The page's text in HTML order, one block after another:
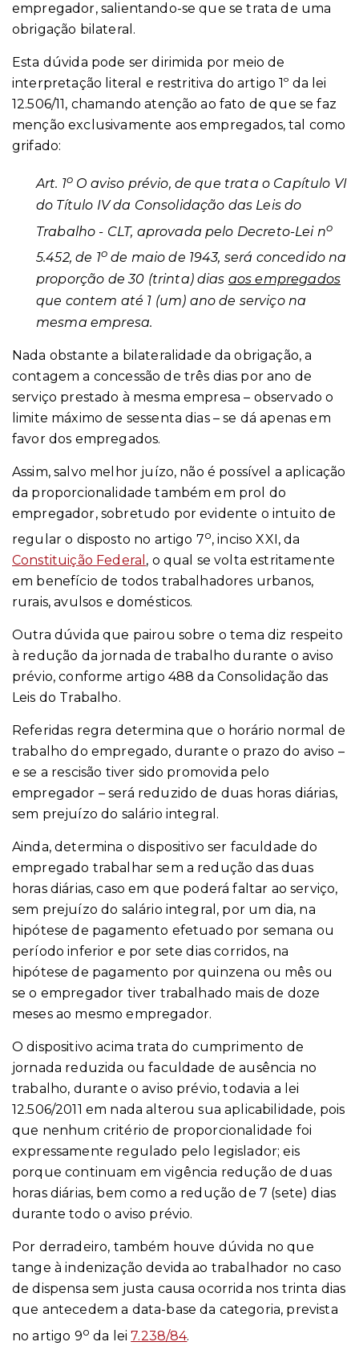
empregador, salientando-se que se trata de uma
obrigação bilateral.
Esta dúvida pode ser dirimida por meio de
interpretação literal e restritiva do artigo 1º da lei
12.506/11, chamando atenção ao fato de que se faz
menção exclusivamente aos empregados, tal como
grifado:
Art. 1o O aviso prévio, de que trata o Capítulo VI
do Título IV da Consolidação das Leis do
Trabalho - CLT, aprovada pelo Decreto-Lei no
5.452, de 1ode maio de 1943, será concedido na
proporção de 30 (trinta) dias aos empregados
que contem até 1 (um) ano de serviço na
mesma empresa.
Nada obstante a bilateralidade da obrigação, a
contagem a concessão de três dias por ano de
serviço prestado à mesma empresa – observado o
limite máximo de sessenta dias – se dá apenas em
favor dos empregados.
Assim, salvo melhor juízo, não é possível a aplicação
da proporcionalidade também em prol do
empregador, sobretudo por evidente o intuito de
regular o disposto no artigo 7o, inciso XXI, da
Constituição Federal , o qual se volta estritamente
em benefício de todos trabalhadores urbanos,
rurais, avulsos e domésticos.
Outra dúvida que pairou sobre o tema diz respeito
à redução da jornada de trabalho durante o aviso
prévio, conforme artigo 488 da Consolidação das
Leis do Trabalho.
Referidas regra determina que o horário normal de
trabalho do empregado, durante o prazo do aviso –
e se a rescisão tiver sido promovida pelo
empregador – será reduzido de duas horas diárias,
sem prejuízo do salário integral.
Ainda, determina o dispositivo ser faculdade do
empregado trabalhar sem a redução das duas
horas diárias, caso em que poderá faltar ao serviço,
sem prejuízo do salário integral, por um dia, na
hipótese de pagamento efetuado por semana ou
período inferior e por sete dias corridos, na
hipótese de pagamento por quinzena ou mês ou
se o empregador tiver trabalhado mais de doze
meses ao mesmo empregador.
O dispositivo acima trata do cumprimento de
jornada reduzida ou faculdade de ausência no
trabalho, durante o aviso prévio, todavia a lei
12.506/2011 em nada alterou sua aplicabilidade, pois
que nenhum critério de proporcionalidade foi
expressamente regulado pelo legislador; eis
porque continuam em vigência redução de duas
horas diárias, bem como a redução de 7 (sete) dias
durante todo o aviso prévio.
Por derradeiro, também houve dúvida no que
tange à indenização devida ao trabalhador no caso
de dispensa sem justa causa ocorrida nos trinta dias
que antecedem a data-base da categoria, prevista
no artigo 9o da lei7.238/84.